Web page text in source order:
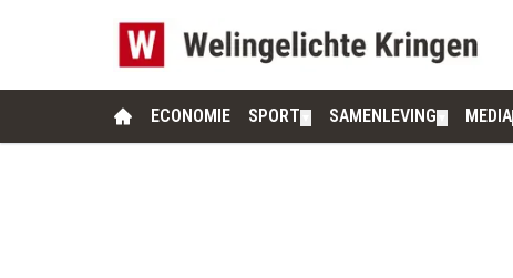
ECONOMIE SPORT SAMENLEVING MEDIA